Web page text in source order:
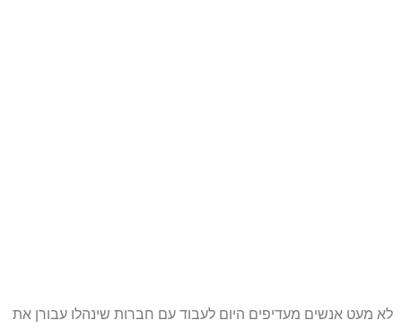
לא מעט אנשים מעדיפים היום לעבוד עם חברות שינהלו עבורן את